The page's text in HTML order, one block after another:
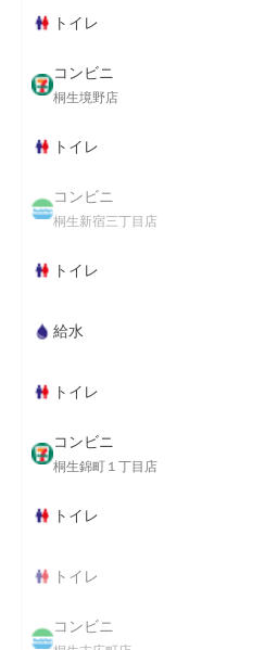
トイレ
コンビニ
桐生境野店
トイレ
コンビニ
桐生新宿三丁目店
トイレ
給水
トイレ
コンビニ
桐生錦町１丁目店
トイレ
トイレ
コンビニ